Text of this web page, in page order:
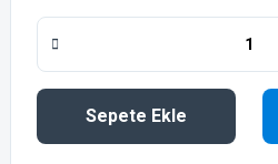
Sepete Ekle